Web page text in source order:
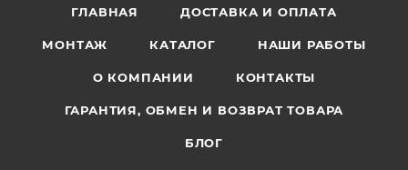
ГЛАВНАЯ ДОСТАВКА И ОПЛАТА
МОНТАЖ КАТАЛОГ НАШИ РАБОТЫ
О КОМПАНИИ КОНТАКТЫ
ГАРАНТИЯ, ОБМЕН И ВОЗВРАТ ТОВАРА
БЛОГ